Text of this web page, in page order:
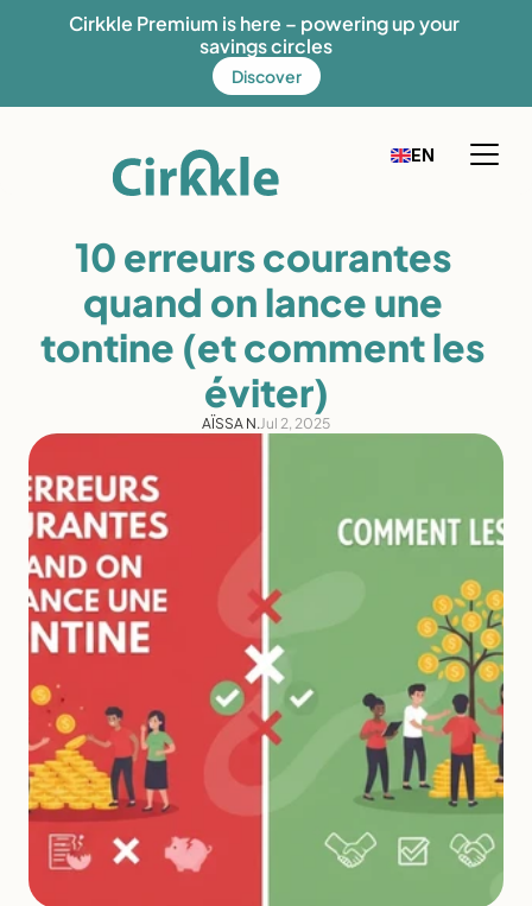
Cirkkle Premium is here – powering up your
savings circles
Discover
EN
Select Language
English
Our solution
Our mission
Fees
Discover Cirkkle
Help
10 erreurs courantes
quand on lance une
tontine (et comment les
éviter)
AÏSSA N.Jul 2, 2025